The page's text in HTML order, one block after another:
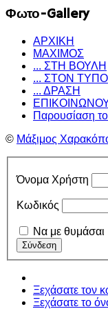
Φωτο-Gallery
ΑΡΧΙΚΗ
ΜΑΧΙΜΟΣ
... ΣΤΗ ΒΟΥΛΗ
... ΣΤΟΝ ΤΥΠΟ
... ΔΡΑΣΗ
Παρουσίαση
© Μάξιμος
Όνομα Χρήστη
Κωδικός
Να με θυμάσαι
Ξεχάσατε τον
Ξεχάσατε το